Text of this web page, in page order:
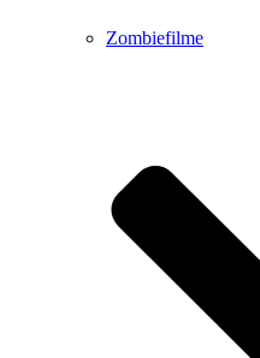
Zombiefilme